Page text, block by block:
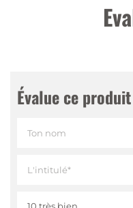
Évalue ce